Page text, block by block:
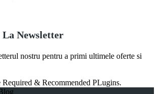
La Newsletter
nostru pentru a primi ultimele oferte si
Required & Recommended PLugins.